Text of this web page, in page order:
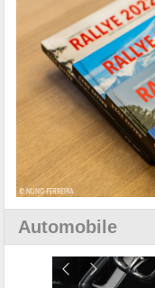
Automobile